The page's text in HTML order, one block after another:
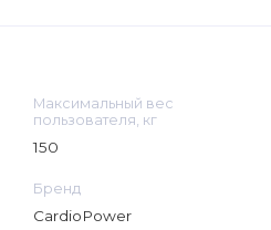
Максимальный вес
пользователя, кг
150
Бренд
CardioPower